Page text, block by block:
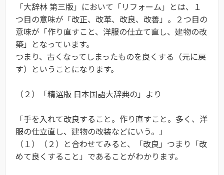
「大辞林 第三版」において「リフォーム」とは、１
つ目の意味が「改正、改革、改良、改善」。２つ目の
意味が「作り直すこと、洋服の仕立て直し、建物の改
築」となっています。
つまり、古くなってしまったものを良くする（元に戻
す）ということになります。
（２）「精選版 日本国語大辞典の」より
「手を入れて改良すること。作り直すこと。多く、洋
服の仕立直し、建物の改装などにいう。」
（１）（２）と合わせてみると、「改良」つまり「改
めて良くすること」であることがわかります。